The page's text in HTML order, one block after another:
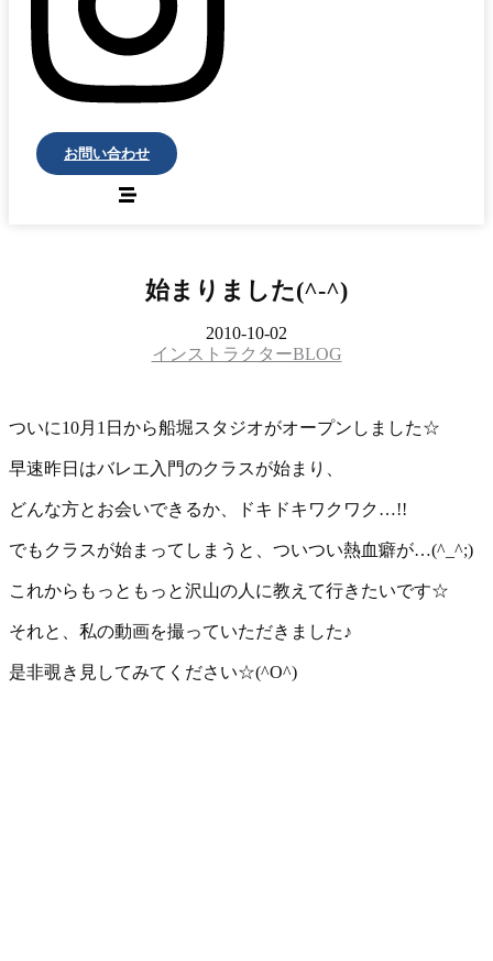
お問い合わせ
始まりました(^-^)
2010-10-02
インストラクターBLOG
ついに10月1日から船堀スタジオがオープンしました☆
早速昨日はバレエ入門のクラスが始まり、
どんな方とお会いできるか、ドキドキワクワク…!!
でもクラスが始まってしまうと、ついつい熱血癖が…(^_^;)
これからもっともっと沢山の人に教えて行きたいです☆
それと、私の動画を撮っていただきました♪
是非覗き見してみてください☆(^O^)